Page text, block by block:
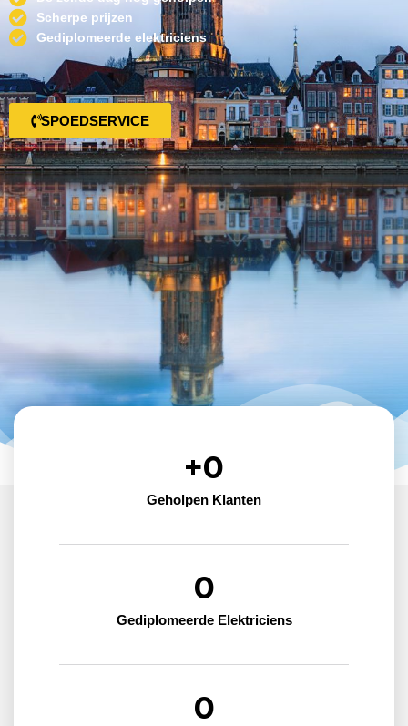
Scherpe prijzen
Gediplomeerde elektriciens
SPOEDSERVICE
Geholpen Klanten
+0
Gediplomeerde Elektriciens
0
0